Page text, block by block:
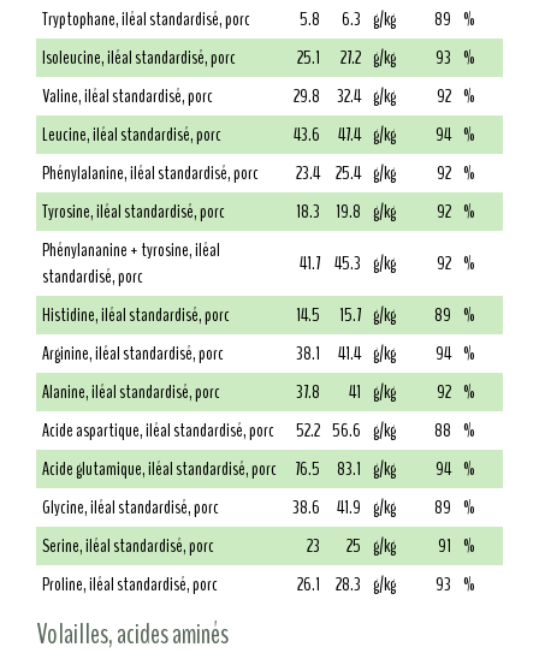
Tryptophane, iléal standardisé, porc
5.8 6.3 g/kg 89 %
Isoleucine, iléal standardisé, porc
25.1 27.2 g/kg 93 %
Valine, iléal standardisé, porc
29.8 32.4 g/kg 92 %
Leucine, iléal standardisé, porc
43.6 47.4 g/kg 94 %
Phénylalanine, iléal standardisé, porc
23.4 25.4 g/kg 92 %
Tyrosine, iléal standardisé, porc
18.3 19.8 g/kg 92 %
Phénylananine + tyrosine, iléal
standardisé, porc
41.7 45.3 g/kg 92 %
Histidine, iléal standardisé, porc
14.5 15.7 g/kg 89 %
Arginine, iléal standardisé, porc
38.1 41.4 g/kg 94 %
Alanine, iléal standardisé, porc
37.8 41 g/kg 92 %
Acide aspartique, iléal standardisé, porc
52.2 56.6 g/kg 88 %
Acide glutamique, iléal standardisé, porc
76.5 83.1 g/kg 94 %
Glycine, iléal standardisé, porc
38.6 41.9 g/kg 89 %
Serine, iléal standardisé, porc
23 25 g/kg 91 %
Proline, iléal standardisé, porc
26.1 28.3 g/kg 93 %
Volailles, acides aminés